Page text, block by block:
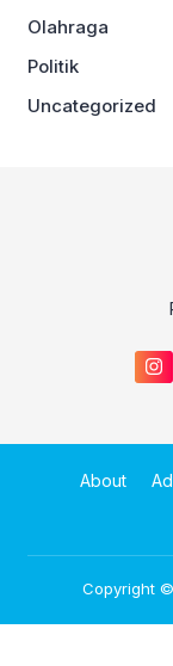
Olahraga
Politik
Uncategorized
About
Copyright